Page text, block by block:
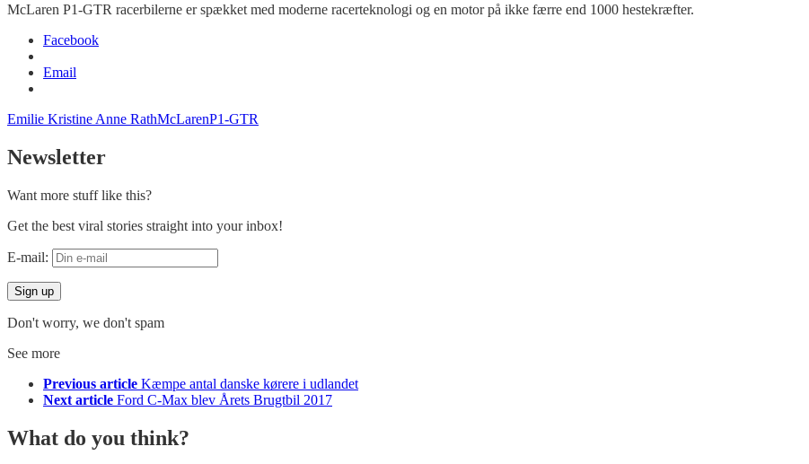
McLaren P1-GTR racerbilerne er spækket med moderne racerteknologi og en motor på ikke færre end 1000 hestekræfter.
Facebook
Email
Emilie Kristine Anne RathMcLarenP1-GTR
Newsletter
Want more stuff like this?
Get the best viral stories straight into your inbox!
E-mail:
Don't worry, we don't spam
See more
Previous article Kæmpe antal danske kørere i udlandet
Next article Ford C-Max blev Årets Brugtbil 2017
What do you think?